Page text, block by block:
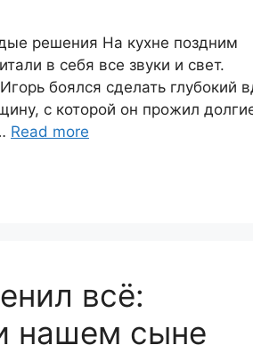
решения На кухне поздним
в себя все звуки и свет.
боялся сделать глубокий
с которой он прожил
Read more
всё:
нашем сыне